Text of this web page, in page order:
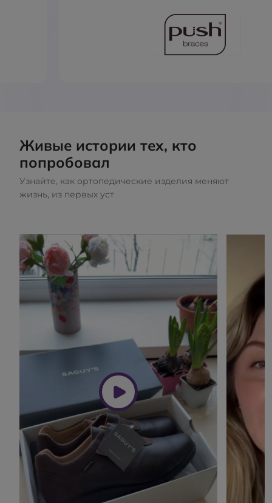
Живые истории тех, кто
попробовал
Узнайте, как ортопедические изделия меняют
жизнь, из первых уст